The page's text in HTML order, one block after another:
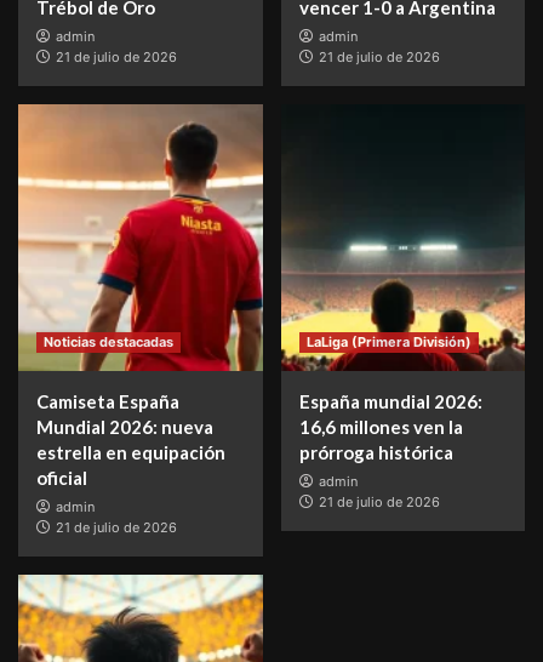
Trébol de Oro
admin
21 de julio de 2026
vencer 1-0 a Argentina
admin
21 de julio de 2026
Noticias destacadas
Camiseta España
Mundial 2026: nueva
estrella en equipación
oficial
admin
21 de julio de 2026
LaLiga (Primera División)
España mundial 2026:
16,6 millones ven la
prórroga histórica
admin
21 de julio de 2026